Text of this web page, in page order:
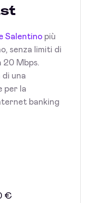
Salentino più
senza limiti di
20 Mbps.
una
per la
banking
€